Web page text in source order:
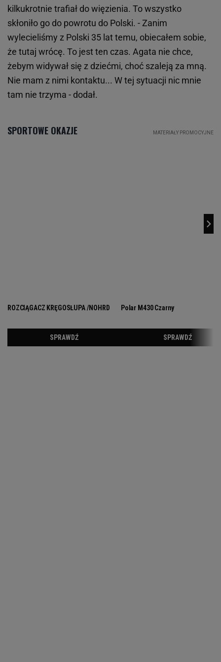
kilkukrotnie trafiał do więzienia. To wszystko
skłoniło go do powrotu do Polski. - Zanim
wylecieliśmy z Polski 35 lat temu, obiecałem sobie,
że tutaj wrócę. To jest ten czas. Agata nie chce,
żebym widywał się z dziećmi, choć szaleją za mną.
Nie mam z nimi kontaktu... W tej sytuacji nic mnie
tam nie trzyma - dodał.